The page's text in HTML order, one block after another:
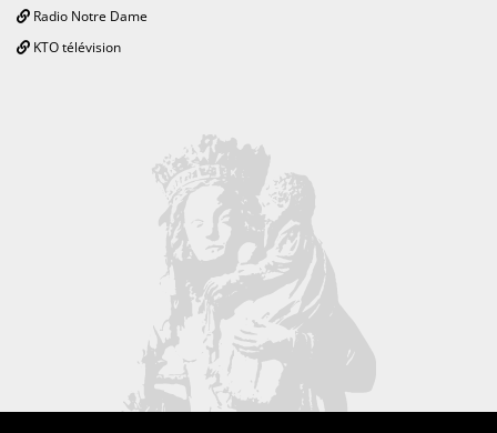
Radio Notre Dame
KTO télévision